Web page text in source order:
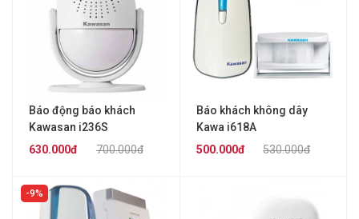
Báo động báo khách
Kawasan i236S
700.000đ
630.000đ
Báo khách không dây
Kawa i618A
530.000đ
500.000đ
9%